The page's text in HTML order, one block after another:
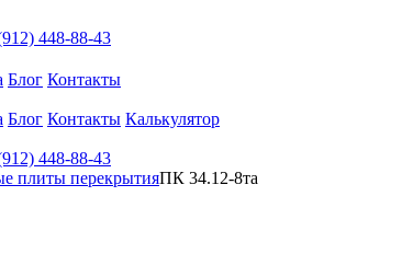
448-88-43
Блог Контакты
Блог Контакты Калькулятор
448-88-43
плиты перекрытияПК 34.12-8тa